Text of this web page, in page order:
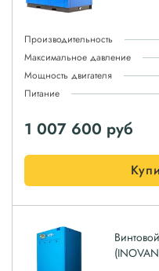
Производительность
Максимальное давление
Мощность двигателя
Питание
1 007 600 руб